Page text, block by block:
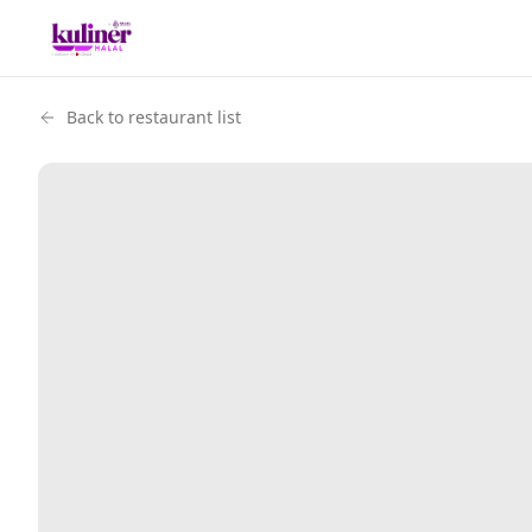
Back to restaurant list